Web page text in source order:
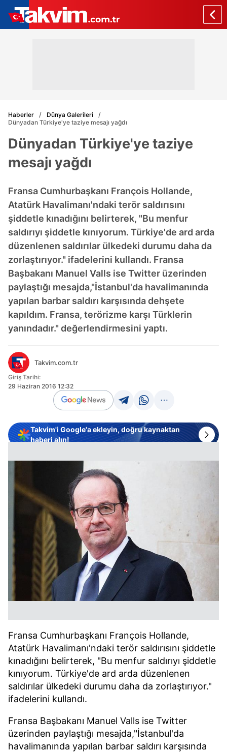
Haberler
Dünya Galerileri
Dünyadan Türkiye'ye taziye mesajı yağdı
Dünyadan Türkiye'ye taziye
mesajı yağdı
Fransa Cumhurbaşkanı François Hollande,
Atatürk Havalimanı'ndaki terör saldırısını
şiddetle kınadığını belirterek, "Bu menfur
saldırıyı şiddetle kınıyorum. Türkiye'de ard arda
düzenlenen saldırılar ülkedeki durumu daha da
zorlaştırıyor." ifadelerini kullandı. Fransa
Başbakanı Manuel Valls ise Twitter üzerinden
paylaştığı mesajda,"İstanbul'da havalimanında
yapılan barbar saldırı karşısında dehşete
kapıldım. Fransa, terörizme karşı Türklerin
yanındadır." değerlendirmesini yaptı.
Takvim.com.tr
Giriş Tarihi:
29 Haziran 2016 12:32
Takvim'i Google'a ekleyin, doğru kaynaktan
haberi alın!
Fransa Cumhurbaşkanı François Hollande,
Atatürk Havalimanı'ndaki terör saldırısını şiddetle
kınadığını belirterek, "Bu menfur saldırıyı şiddetle
kınıyorum. Türkiye'de ard arda düzenlenen
saldırılar ülkedeki durumu daha da zorlaştırıyor."
ifadelerini kullandı.
Fransa Başbakanı Manuel Valls ise Twitter
üzerinden paylaştığı mesajda,"İstanbul'da
havalimanında yapılan barbar saldırı karşısında